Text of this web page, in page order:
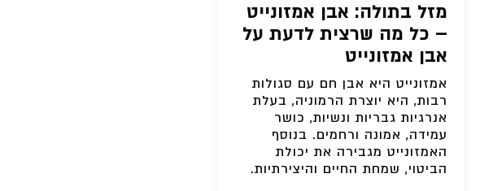
מזל בתולה: אבן אמזונייט
– כל מה שרצית לדעת על
אבן אמזונייט
אמזונייט היא אבן חם עם סגולות
רבות, היא יוצרת הרמוניה, בעלת
אנרגיות גבריות ונשיות, כושר
עמידה, אמונה ורחמים. בנוסף
האמזונייט מגבירה את יכולת
הביטוי, שמחת החיים והיצירתיות.